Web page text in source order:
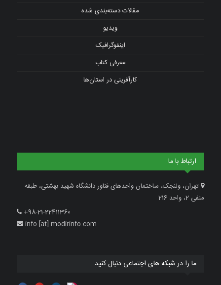
مقالات دسته‌بندی شده
ویدیو
اینفوگرافیک
معرفی کتاب
کارآفرینی در استان‌ها
ارتباط با ما
تهران، ولنجک، ساختمان واحدهای فناور دانشگاه شهید بهشتی، طبقه
منفی 2، واحد 216
+98-21-22411360
info [at] modirinfo.com
ما را در شبکه های اجتماعی دنبال کنید